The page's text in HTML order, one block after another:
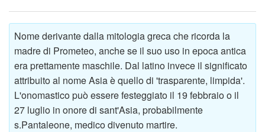
Nome derivante dalla mitologia greca che ricorda la
madre di Prometeo, anche se il suo uso in epoca antica
era prettamente maschile. Dal latino invece il significato
attribuito al nome Asia è quello di 'trasparente, limpida'.
L'onomastico può essere festeggiato il 19 febbraio o il
27 luglio in onore di sant'Asia, probabilmente
s.Pantaleone, medico divenuto martire.